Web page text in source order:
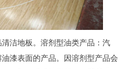
洁地板。溶剂型油类产品：汽
漆表面的产品。因溶剂型产品会